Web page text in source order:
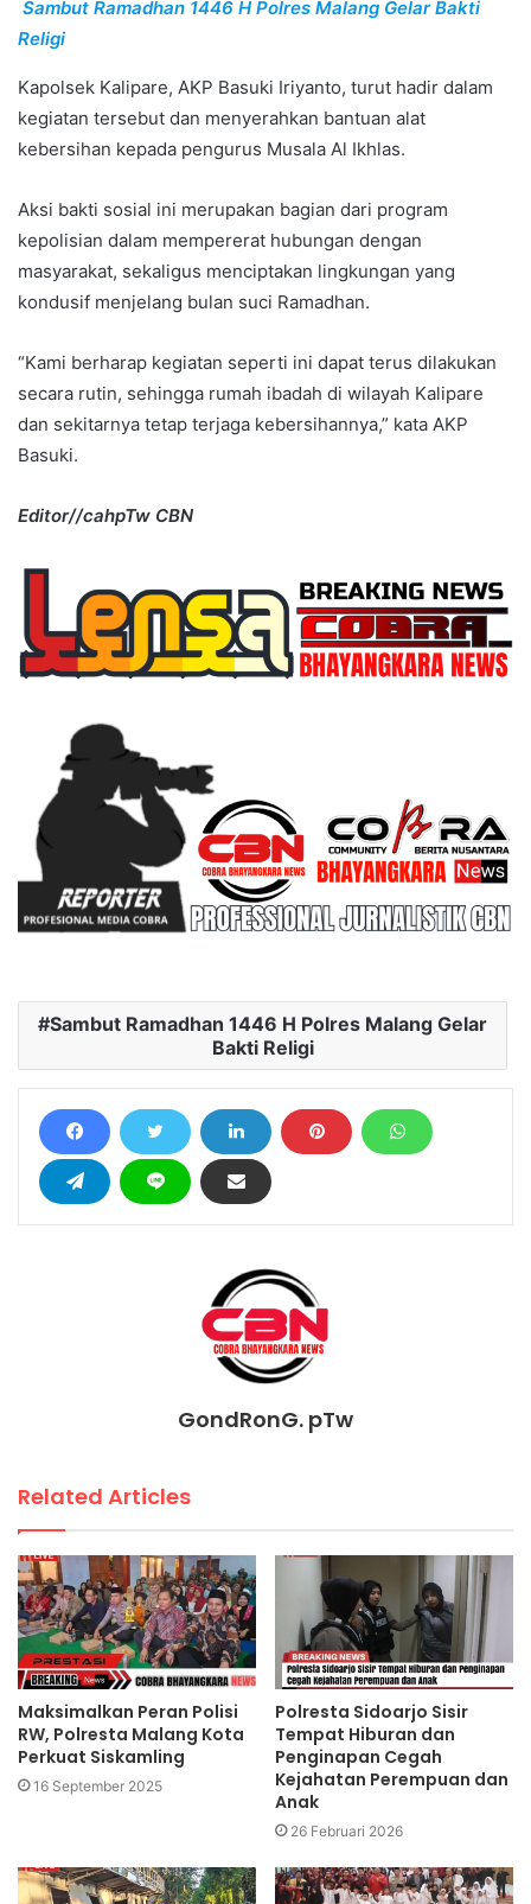
Sambut Ramadhan 1446 H Polres Malang Gelar Bakti
Religi
Kapolsek Kalipare, AKP Basuki Iriyanto, turut hadir dalam
kegiatan tersebut dan menyerahkan bantuan alat
kebersihan kepada pengurus Musala Al Ikhlas.
Aksi bakti sosial ini merupakan bagian dari program
kepolisian dalam mempererat hubungan dengan
masyarakat, sekaligus menciptakan lingkungan yang
kondusif menjelang bulan suci Ramadhan.
“Kami berharap kegiatan seperti ini dapat terus dilakukan
secara rutin, sehingga rumah ibadah di wilayah Kalipare
dan sekitarnya tetap terjaga kebersihannya,” kata AKP
Basuki.
Editor//cahpTw CBN
Sambut Ramadhan 1446 H Polres Malang Gelar
Bakti Religi
GondRonG. pTw
Related Articles
Maksimalkan Peran Polisi
RW, Polresta Malang Kota
Perkuat Siskamling
16 September 2025
Polresta Sidoarjo Sisir
Tempat Hiburan dan
Penginapan Cegah
Kejahatan Perempuan dan
Anak
26 Februari 2026